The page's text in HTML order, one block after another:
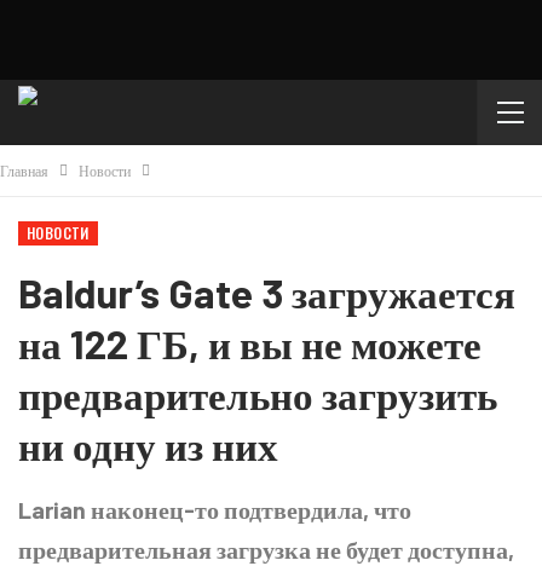
Главная Новости
НОВОСТИ
Baldur’s Gate 3 загружается
на 122 ГБ, и вы не можете
предварительно загрузить
ни одну из них
Larian наконец-то подтвердила, что
предварительная загрузка не будет доступна,